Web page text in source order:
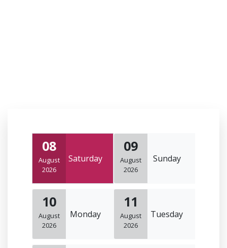
08
August
2026
Saturday
09
August
2026
Sunday
10
August
2026
Monday
11
August
2026
Tuesday